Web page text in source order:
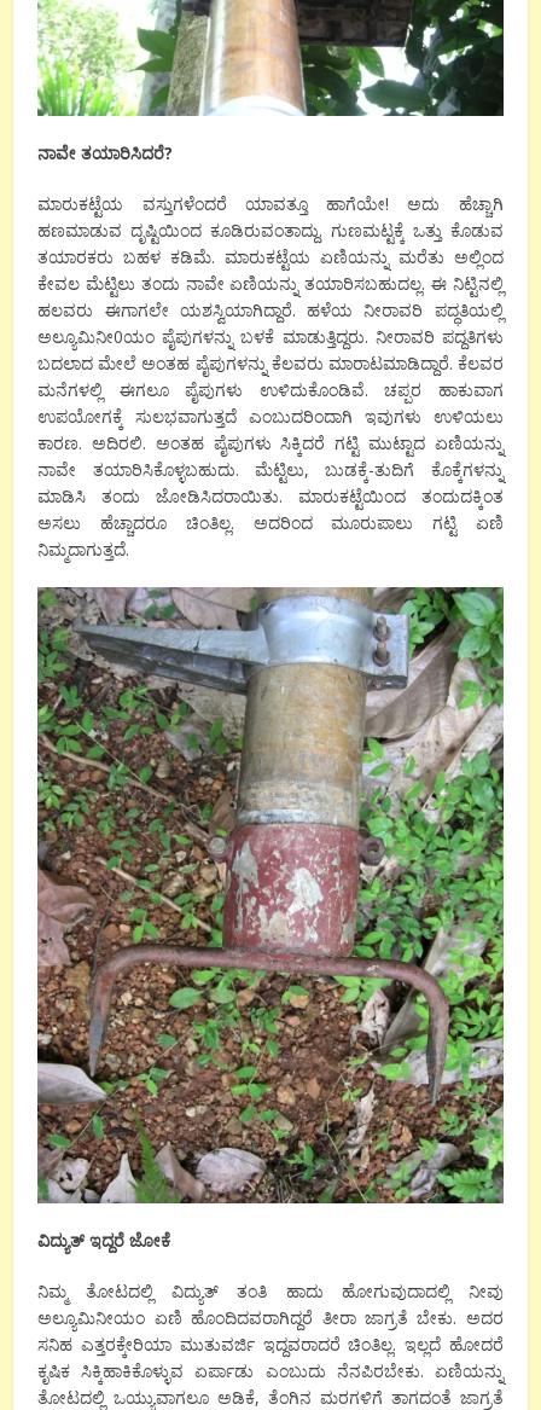
ನಾವೇತಯಾರಿಸಿದರೆ?
ಮಾರುಕಟ್ಟೆಯ ವಸ್ತುಗಳೆಂದರೆ ಯಾವತ್ತೂ ಹಾಗೆಯೇ! ಅದು ಹೆಚ್ಚಾಗಿ
ಹಣಮಾಡುವ ದೃಷ್ಟಿಯಿಂದ ಕೂಡಿರುವಂತಾದ್ದು. ಗುಣಮಟ್ಟಕ್ಕೆ ಒತ್ತು ಕೊಡುವ
ತಯಾರಕರು ಬಹಳ ಕಡಿಮೆ. ಮಾರುಕಟ್ಟೆಯ ಏಣಿಯನ್ನು ಮರೆತು ಅಲ್ಲಿಂದ
ಕೇವಲ ಮೆಟ್ಟಿಲು ತಂದು ನಾವೇ ಏಣಿಯನ್ನು ತಯಾರಿಸಬಹುದಲ್ಲ. ಈ ನಿಟ್ಟಿನಲ್ಲಿ
ಹಲವರು ಈಗಾಗಲೇ ಯಶಸ್ವಿಯಾಗಿದ್ದಾರೆ. ಹಳೆಯ ನೀರಾವರಿ ಪದ್ಧತಿಯಲ್ಲಿ
ಅಲ್ಯೂಮಿನೀ0ಯಂ ಪೈಪುಗಳನ್ನು ಬಳಕೆ ಮಾಡುತ್ತಿದ್ದರು. ನೀರಾವರಿ ಪದ್ದತಿಗಳು
ಬದಲಾದ ಮೇಲೆ ಅಂತಹ ಪೈಪುಗಳನ್ನು ಕೆಲವರು ಮಾರಾಟಮಾಡಿದ್ದಾರೆ. ಕೆಲವರ
ಮನೆಗಳಲ್ಲಿ ಈಗಲೂ ಪೈಪುಗಳು ಉಳಿದುಕೊಂಡಿವೆ. ಚಪ್ಪರ ಹಾಕುವಾಗ
ಉಪಯೋಗಕ್ಕೆ ಸುಲಭವಾಗುತ್ತದೆ ಎಂಬುದರಿಂದಾಗಿ ಇವುಗಳು ಉಳಿಯಲು
ಕಾರಣ. ಅದಿರಲಿ. ಅಂತಹ ಪೈಪುಗಳು ಸಿಕ್ಕಿದರೆ ಗಟ್ಟಿ ಮುಟ್ಟಾದ ಏಣಿಯನ್ನು
ನಾವೇ ತಯಾರಿಸಿಕೊಳ್ಳಬಹುದು. ಮೆಟ್ಟಿಲು, ಬುಡಕ್ಕೆ-ತುದಿಗೆ ಕೊಕ್ಕೆಗಳನ್ನು
ಮಾಡಿಸಿ ತಂದು ಜೋಡಿಸಿದರಾಯಿತು. ಮಾರುಕಟ್ಟೆಯಿಂದ ತಂದುದಕ್ಕಿಂತ
ಅಸಲು ಹೆಚ್ಚಾದರೂ ಚಿಂತಿಲ್ಲ. ಅದರಿಂದ ಮೂರುಪಾಲು ಗಟ್ಟಿ ಏಣಿ
ನಿಮ್ಮದಾಗುತ್ತದೆ.
ವಿದ್ಯುತ್ಇದ್ದರೆಜೋಕೆ
ನಿಮ್ಮ ತೋಟದಲ್ಲಿ ವಿದ್ಯುತ್ ತಂತಿ ಹಾದು ಹೋಗುವುದಾದಲ್ಲಿ ನೀವು
ಅಲ್ಯೂಮಿನೀಯಂ ಏಣಿ ಹೊಂದಿದವರಾಗಿದ್ದರೆ ತೀರಾ ಜಾಗ್ರತೆ ಬೇಕು. ಅದರ
ಸನಿಹ ಎತ್ತರಕ್ಕೇರಿಯಾ ಮುತುವರ್ಜಿ ಇದ್ದವರಾದರೆ ಚಿಂತಿಲ್ಲ. ಇಲ್ಲದೆ ಹೋದರೆ
ಕೃಷಿಕ ಸಿಕ್ಕಿಹಾಕಿಕೊಳ್ಳುವ ಏರ್ಪಾಡು ಎಂಬುದು ನೆನಪಿರಬೇಕು. ಏಣಿಯನ್ನು
ತೋಟದಲ್ಲಿ ಒಯ್ಯುವಾಗಲೂ ಅಡಿಕೆ, ತೆಂಗಿನ ಮರಗಳಿಗೆ ತಾಗದಂತೆ ಜಾಗ್ರತೆ